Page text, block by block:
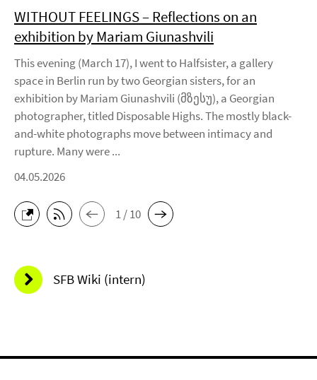
WITHOUT FEELINGS – Reflections on an
exhibition by Mariam Giunashvili
This evening (March 17), I went to Halfsister, a gallery
space in Berlin run by two Georgian sisters, for an
exhibition by Mariam Giunashvili (მზესუ), a Georgian
photographer, titled Disposable Highs. The mostly black-
and-white photographs move between intimacy and
rupture. Many were ...
04.05.2026
1 / 10
SFB Wiki (intern)